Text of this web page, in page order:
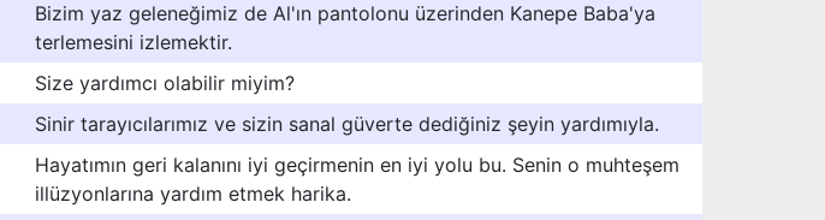
Bizim yaz geleneğimiz de Al'ın pantolonu üzerinden Kanepe Baba'ya
terlemesini izlemektir.
Size yardımcı olabilir miyim?
Sinir tarayıcılarımız ve sizin sanal güverte dediğiniz şeyin yardımıyla.
Hayatımın geri kalanını iyi geçirmenin en iyi yolu bu. Senin o muhteşem
illüzyonlarına yardım etmek harika.